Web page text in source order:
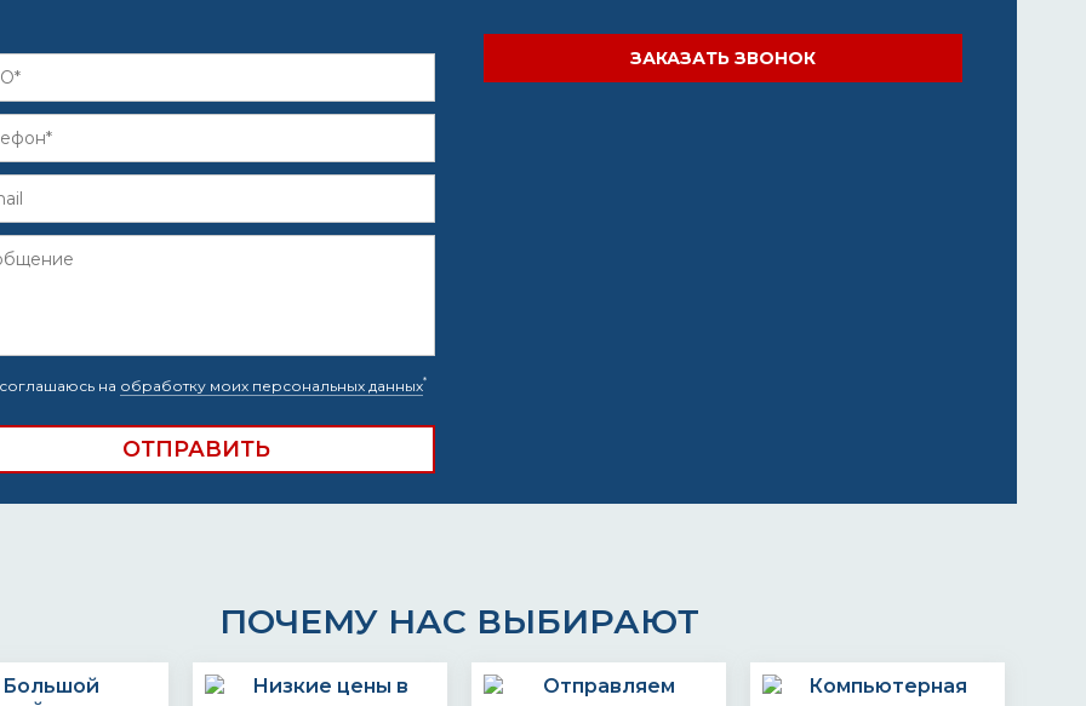
на обработку моих персональных данных*
ЗАКАЗАТЬ ЗВОНОК
ПОЧЕМУ НАС ВЫБИРАЮТ